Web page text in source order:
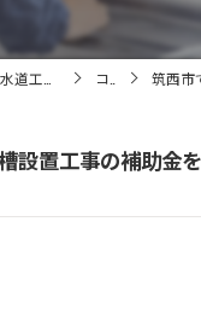
コラム 筑西市で浄化槽
設置工事の補助金